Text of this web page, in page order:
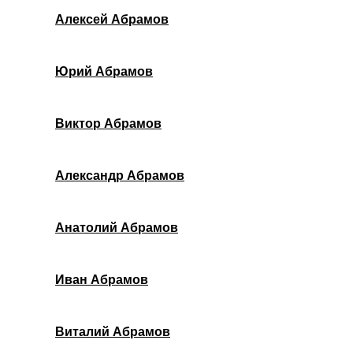
Алексей Абрамов
Юрий Абрамов
Виктор Абрамов
Александр Абрамов
Анатолий Абрамов
Иван Абрамов
Виталий Абрамов